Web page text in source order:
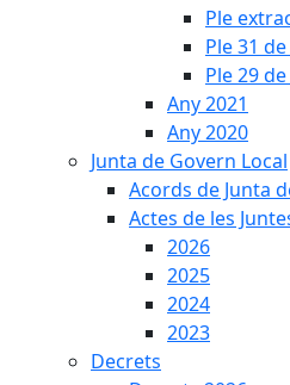
Ple
Ple 31
Ple 29
Any 2021
Any 2020
Junta de Govern Local
Acords de Junta
Actes de les
2026
2025
2024
2023
Decrets